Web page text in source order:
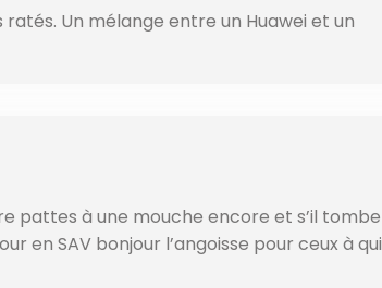
ratés. Un mélange entre un Huawei et un
pattes à une mouche encore et s’il tombe
en SAV bonjour l’angoisse pour ceux à qui